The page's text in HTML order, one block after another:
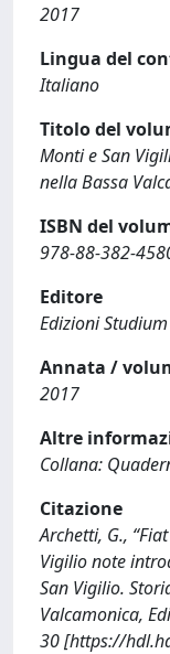
2017
Lingua del
Italiano
Titolo del
Monti e San
nella Bassa
ISBN del
978-88-382-
Editore
Edizioni Studium
Annata /
2017
Altre
Collana:
Citazione
Archetti, G.,
Vigilio note
San Vigilio.
Valcamonica,
30 [https://